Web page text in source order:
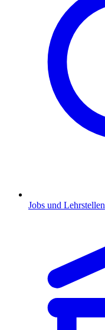
Jobs und Lehrstellen